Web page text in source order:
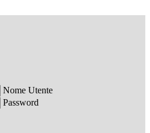
Nome Utente
Password